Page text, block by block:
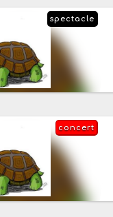
spectacle
concert